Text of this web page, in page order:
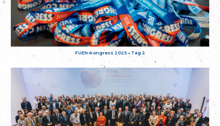
FUEN-Kongress 2025 – Tag 2